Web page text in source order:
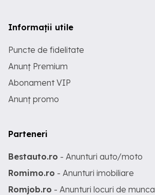
Informații utile
Puncte de fidelitate
Anunț Premium
Abonament VIP
Anunț promo
Parteneri
Bestauto.ro - Anunturi auto/moto
Romimo.ro - Anunturi imobiliare
Romjob.ro - Anunturi locuri de munca